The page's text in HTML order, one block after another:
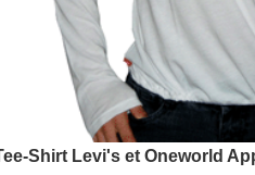
Shirt Levi's et Oneworld